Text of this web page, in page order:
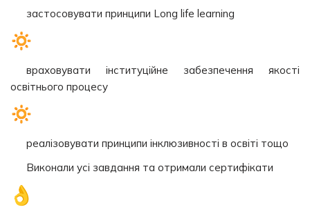
застосовувати принципи Long life learning
враховувати інституційне забезпечення якості
освітнього процесу
реалізовувати принципи інклюзивності в освіті тощо
Виконали усі завдання та отримали сертифікати